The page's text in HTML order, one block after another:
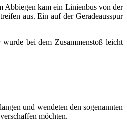
Abbiegen kam ein Linienbus von der
aus. Ein auf der Geradeausspur
bei dem Zusammenstoß leicht
und wendeten den sogenannten
möchten.